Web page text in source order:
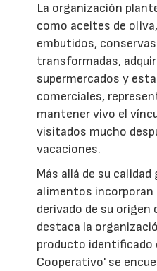
La organización
como aceites de
embutidos,
transformadas,
supermercados y
comerciales,
mantener vivo el
visitados mucho
vacaciones.
Más allá de su
alimentos incorporan
derivado de su
destaca la
producto identificado
Cooperativo' se